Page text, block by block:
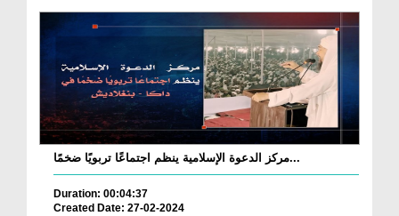
مركز الدعوة الإسلامية ينظم اجتماعًا تربويًا ضخمًا...
Duration: 00:04:37
Created Date: 27-02-2024